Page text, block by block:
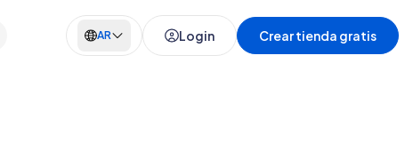
AR Login Crear tienda gratis